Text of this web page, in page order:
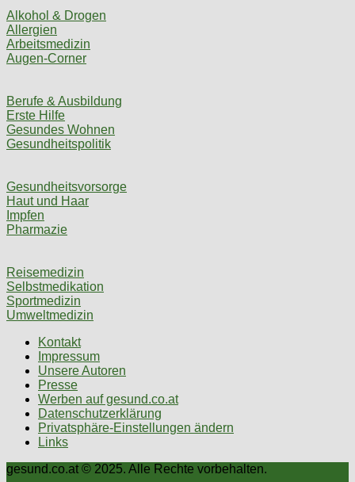
Alkohol & Drogen
Allergien
Arbeitsmedizin
Augen-Corner
Berufe & Ausbildung
Erste Hilfe
Gesundes Wohnen
Gesundheitspolitik
Gesundheitsvorsorge
Haut und Haar
Impfen
Pharmazie
Reisemedizin
Selbstmedikation
Sportmedizin
Umweltmedizin
Kontakt
Impressum
Unsere Autoren
Presse
Werben auf gesund.co.at
Datenschutzerklärung
Privatsphäre-Einstellungen ändern
Links
gesund.co.at © 2025. Alle Rechte vorbehalten.